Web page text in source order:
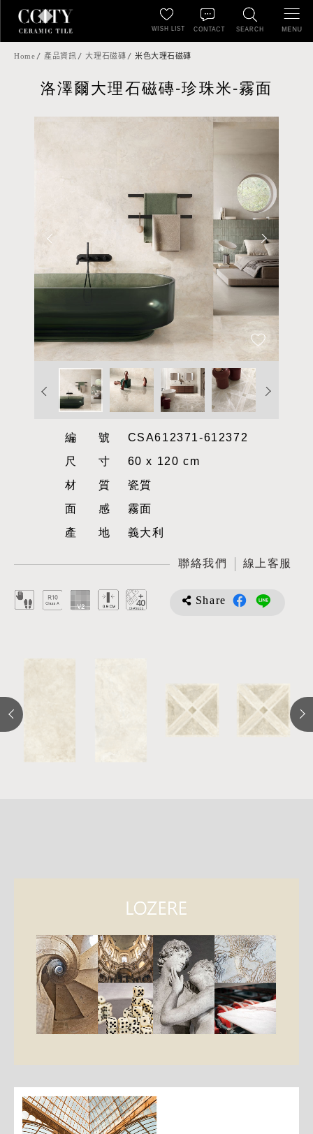
SEARCH
WISH LIST CONTACT MENU
Home 產品資訊 大理石磁磚 米色大理石磁磚
洛澤爾大理石磁磚-珍珠米-霧面
編號CSA612371-612372
尺寸60 x 120 cm
材質瓷質
面感霧面
產地義大利
聯絡我們 線上客服
Share